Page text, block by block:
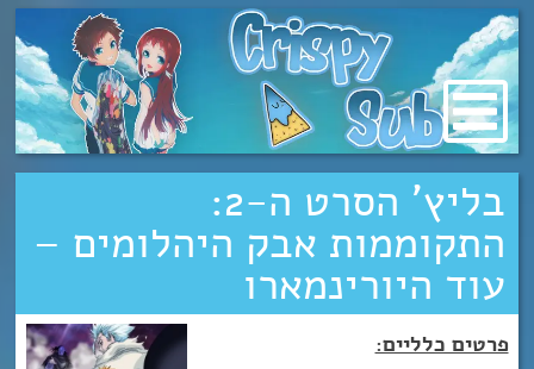
מעבר
לתוכן
בליץ’ הסרט ה-2:
התקוממות אבק היהלומים –
עוד היורינמארו
פרטים כלליים: